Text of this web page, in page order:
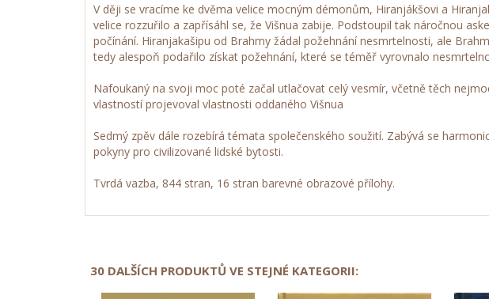
V ději se vracíme ke dvěma velice mocným démonům, Hiranjákšovi a
velice rozzuřilo a zapřísáhl se, že Višnua zabije. Podstoupil tak náročnou
počínání. Hiranjakašipu od Brahmy žádal požehnání nesmrtelnosti, ale
tedy alespoň podařilo získat požehnání, které se téměř vyrovnalo
Nafoukaný na svoji moc poté začal utlačovat celý vesmír, včetně těch
vlastností projevoval vlastnosti oddaného Višnua
Sedmý zpěv dále rozebírá témata společenského soužití. Zabývá se
pokyny pro civilizované lidské bytosti.
Tvrdá vazba, 844 stran, 16 stran barevné obrazové přílohy.
30 DALŠÍCH PRODUKTŮ VE STEJNÉ KATEGORII: